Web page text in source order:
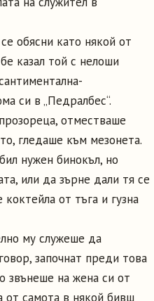
обясни като някой от
казал той с нелоши
си в „Педралбес“.
отместваше
гледаше към мезонета.
нужен бинокъл, но
или да зърне дали тя се
от тъга и гузна
му служеше да
започнат преди това
звънеше на жена си от
от самота в някой бивш